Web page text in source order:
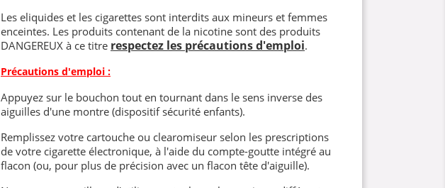
Les eliquides et les cigarettes sont interdits aux mineurs et femmes
enceintes. Les produits contenant de la nicotine sont des produits
DANGEREUX à ce titre respectez les précautions d'emploi.
Précautions d'emploi :
Appuyez sur le bouchon tout en tournant dans le sens inverse des
aiguilles d'une montre (dispositif sécurité enfants).
Remplissez votre cartouche ou clearomiseur selon les prescriptions
de votre cigarette électronique, à l'aide du compte-goutte intégré au
flacon (ou, pour plus de précision avec un flacon tête d'aiguille).